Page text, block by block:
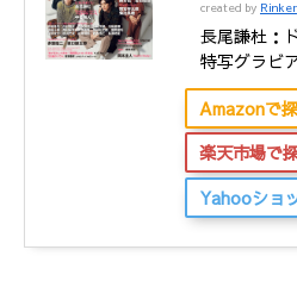
created by Rinker
長尾謙杜：
特写グラビ
Amazonで
楽天市場で
Yahooショ